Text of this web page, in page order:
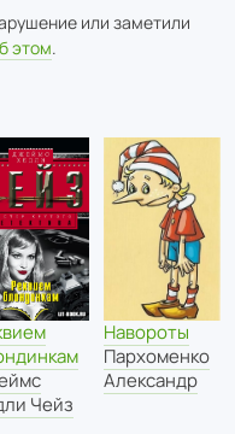
или заметили
этом.
Чейз
Навороты
Пархоменко
Александр